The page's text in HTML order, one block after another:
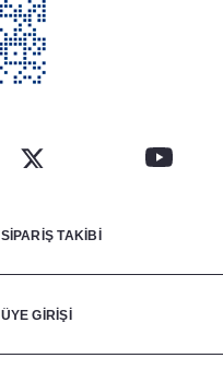
SİPARİŞ TAKİBİ
ÜYE GİRİŞİ